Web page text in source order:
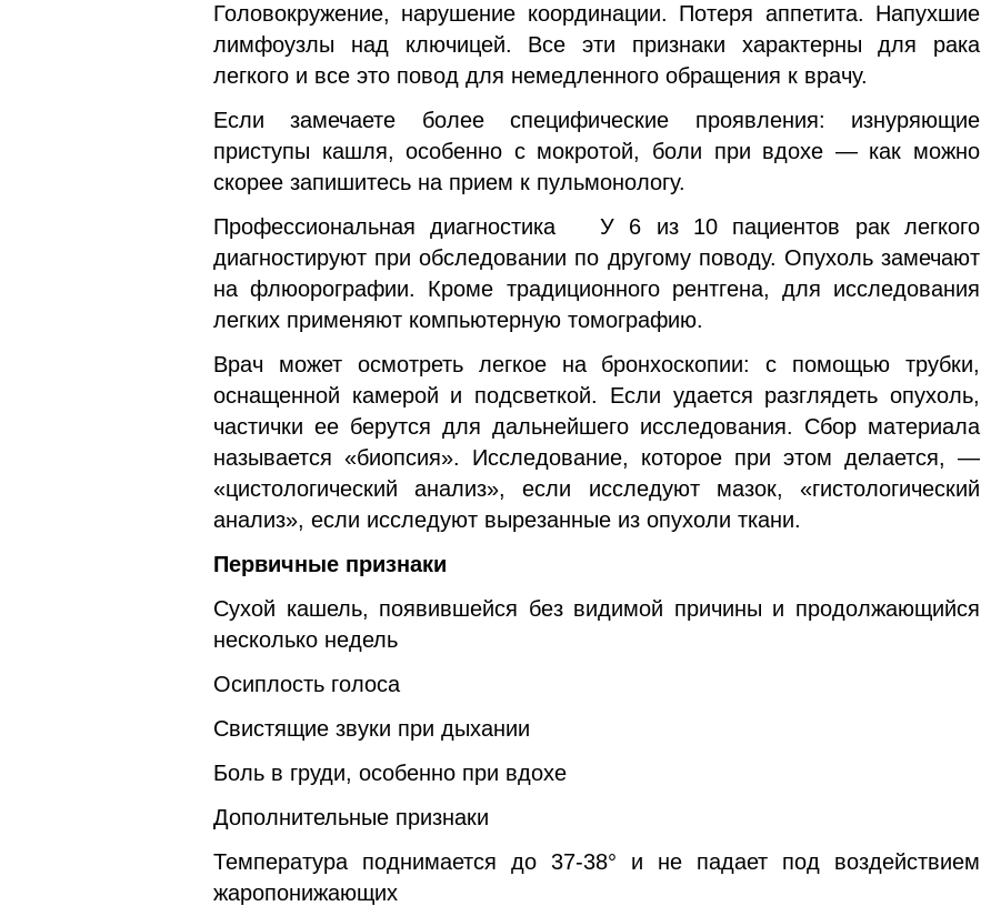
Головокружение, нарушение координации. Потеря аппетита. Напухшие
лимфоузлы над ключицей. Все эти признаки характерны для рака
легкого и все это повод для немедленного обращения к врачу.
Если замечаете более специфические проявления: изнуряющие
приступы кашля, особенно с мокротой, боли при вдохе — как можно
скорее запишитесь на прием к пульмонологу.
Профессиональная диагностика У 6 из 10 пациентов рак легкого
диагностируют при обследовании по другому поводу. Опухоль замечают
на флюорографии. Кроме традиционного рентгена, для исследования
легких применяют компьютерную томографию.
Врач может осмотреть легкое на бронхоскопии: с помощью трубки,
оснащенной камерой и подсветкой. Если удается разглядеть опухоль,
частички ее берутся для дальнейшего исследования. Сбор материала
называется «биопсия». Исследование, которое при этом делается, —
«цистологический анализ», если исследуют мазок, «гистологический
анализ», если исследуют вырезанные из опухоли ткани.
Первичные признаки
Сухой кашель, появившейся без видимой причины и продолжающийся
несколько недель
Осиплость голоса
Свистящие звуки при дыхании
Боль в груди, особенно при вдохе
Дополнительные признаки
Температура поднимается до 37-38° и не падает под воздействием
жаропонижающих